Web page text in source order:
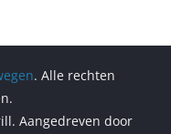
. Alle rechten
Aangedreven door